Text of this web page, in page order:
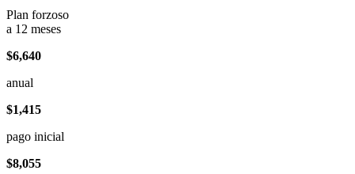
Plan forzoso
a 12 meses
$6,640
anual
$1,415
pago inicial
$8,055